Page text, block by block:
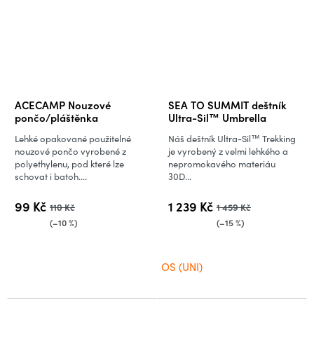
ACECAMP Nouzové
pončo/pláštěnka
99 Kč 110 Kč
(–10 %)
Lehké opakované použitelné
nouzové pončo vyrobené z
polyethylenu, pod které lze
schovat i batoh....
SEA TO SUMMIT deštník
Ultra-Sil™ Umbrella
1 239 Kč 1 459 Kč
(–15 %)
Náš deštník Ultra-Sil™ Trekking
je vyrobený z velmi lehkého a
nepromokavého materiáu
30D...
OS (UNI)